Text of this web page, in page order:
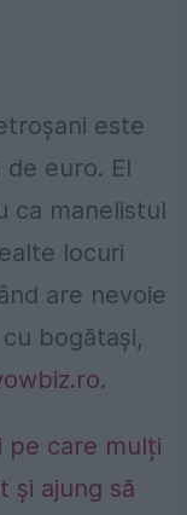
este
euro. El
ca manelistul
locuri
are nevoie
bogătași,
.
pe care mulți
și ajung să